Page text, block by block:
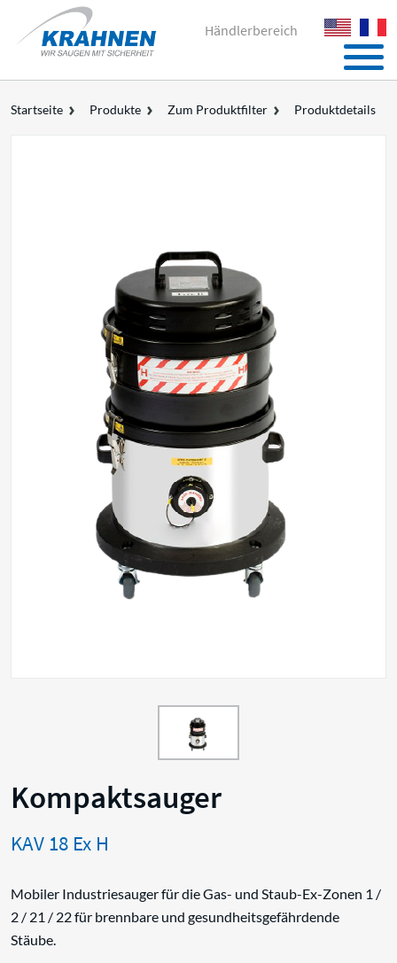
Händlerbereich
Startseite Produkte Zum Produktfilter Produktdetails
Kompaktsauger
KAV 18 Ex H
Mobiler Industriesauger für die Gas- und Staub-Ex-Zonen 1 /
2 / 21 / 22 für brennbare und gesundheitsgefährdende
Stäube.